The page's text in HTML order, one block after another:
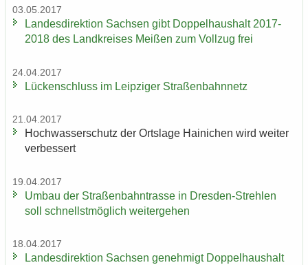
03.05.2017
Lan­des­di­rek­ti­on Sach­sen gibt Dop­pel­haus­halt 2017-
2018 des Land­krei­ses Mei­ßen zum Voll­zug frei
24.04.2017
Lü­cken­schluss im Leip­zi­ger Stra­ßen­bahn­netz
21.04.2017
Hoch­was­ser­schutz der Orts­la­ge Hai­ni­chen wird wei­ter
ver­bes­sert
19.04.2017
Umbau der Stra­ßen­bahn­tras­se in Dresden-​Strehlen
soll schnellst­mög­lich wei­ter­ge­hen
18.04.2017
Lan­des­di­rek­ti­on Sach­sen ge­neh­migt Dop­pel­haus­halt